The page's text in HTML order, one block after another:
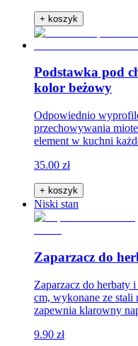
+ koszyk
Podstawka pod
kolor beżowy
Odpowiednio
przechowywania
element w kuchni
35.00 zł
+ koszyk
Niski stan
Zaparzacz do
Zaparzacz do herbaty
cm, wykonane ze stali
zapewnia klarowny
9.90 zł